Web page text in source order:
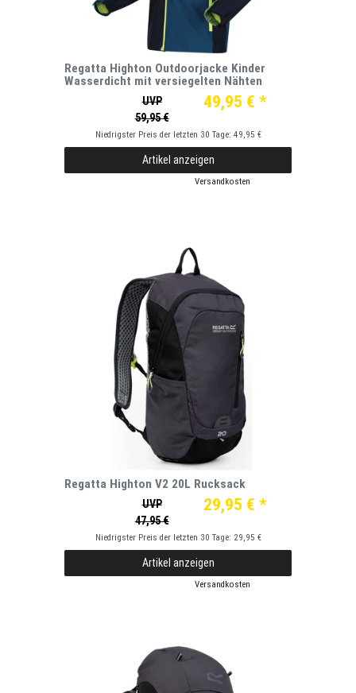
Regatta Highton Outdoorjacke Kinder
Wasserdicht mit versiegelten Nähten
UVP
59,95 €
49,95 € *
Niedrigster Preis der letzten 30 Tage: 49,95 €
Artikel anzeigen
Versandkosten
Regatta Highton V2 20L Rucksack
UVP
47,95 €
29,95 € *
Niedrigster Preis der letzten 30 Tage: 29,95 €
Artikel anzeigen
Versandkosten